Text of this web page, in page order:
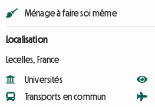
Ménage à faire soi même
Localisation
Lecelles, France
Universités
Transports en commun